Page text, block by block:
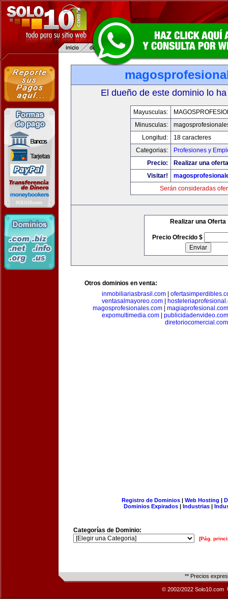
El dueño de este dominio lo
Mayusculas:
Minusculas:
Longitud:
18 caracteres
Categorias:
Profesiones y
Precio:
Realizar una
Visitar!
Serán consideradas
Realizar una Oferta
Precio Ofrecido $
Otros dominios en venta:
inmobiliariasbrasil.com
ventasalmayoreo.com
magosprofesionales.com
magiaprofesional.com
expomultimedia.com
publicidadenvideo.com
diretoriocomercial.com
Registro de Dominios| Web Hosting |
Dominios Expirados | Industrias |
Categorías de Dominio:
[Pág.
** Precios
© 2002/2022 Solo10.com